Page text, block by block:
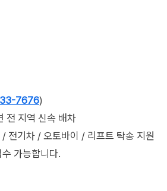
7676)
전 지역 신속 배차
전기차 / 오토바이 / 리프트 탁송 지원
가능합니다.